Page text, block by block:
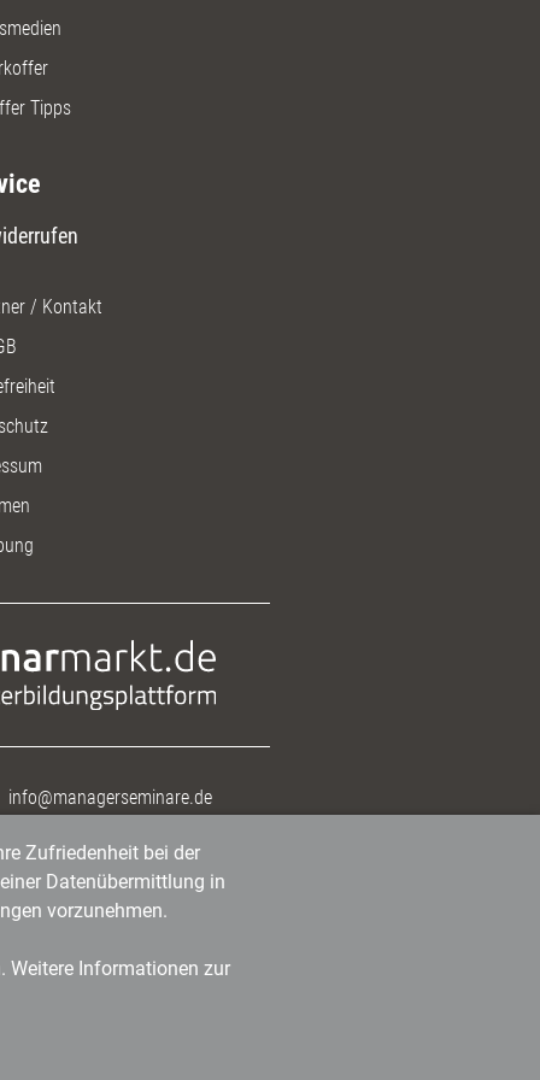
Tipps
/ Kontakt
info@managerseminare.de
Zufriedenheit bei der
Datenübermittlung in
vorzunehmen.
Weitere Informationen zur